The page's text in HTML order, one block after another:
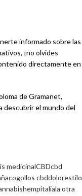
informado sobre las
¡no olvides
directamente en
de Gramanet,
descubrir el mundo del
medicinalCBDcbd
cogollos cbddolorestilo
hempitaliala otra